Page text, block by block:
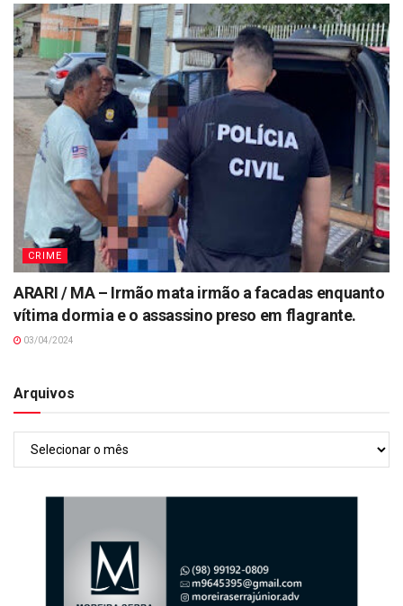
CRIME
ARARI / MA – Irmão mata irmão a facadas enquanto
vítima dormia e o assassino preso em flagrante.
03/04/2024
Arquivos
Arquivos